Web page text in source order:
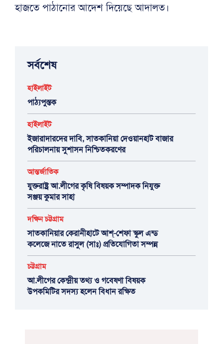
হাজতে পাঠানোর আদেশ দিয়েছে আদালত।
সর্বশেষ
হাইলাইট
পাঠ্যপুস্তক
হাইলাইট
ইজারাদারদের দাবি, সাতকানিয়া দেওয়ানহাট বাজার
পরিচালনায় সুশাসন নিশ্চিতকরণের
আন্তর্জাতিক
যুক্তরাষ্ট্র আ.লীগের কৃষি বিষয়ক সম্পাদক নিযুক্ত
সঞ্জয় কুমার সাহা
দক্ষিন চট্টগ্রাম
সাতকানিয়ার কেরানীহাটে আশ্-শেফা স্কুল এন্ড
কলেজে নাতে রাসুল (সাঃ) প্রতিযোগিতা সম্পন্ন
চট্টগ্রাম
আ.লীগের কেন্দ্রীয় তথ্য ও গবেষণা বিষয়ক
উপকমিটির সদস্য হলেন বিধান রক্ষিত